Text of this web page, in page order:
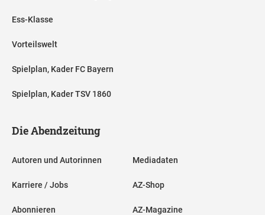
Ess-Klasse
Vorteilswelt
Spielplan, Kader FC Bayern
Spielplan, Kader TSV 1860
Die Abendzeitung
Autoren und Autorinnen
Karriere / Jobs
Abonnieren
Mediadaten
AZ-Shop
AZ-Magazine